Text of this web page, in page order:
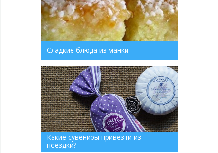
Сладкие блюда из манки
Какие сувениры привезти из
поездки?